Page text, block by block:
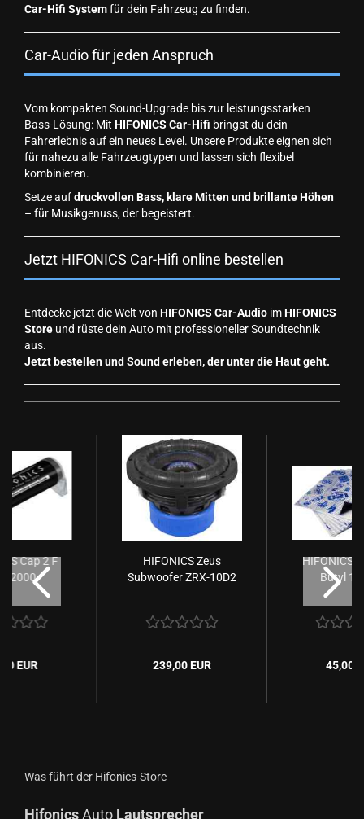
Car-Hifi Systemfür dein Fahrzeug zu finden.
Car-Audio für jeden Anspruch
Vom kompakten Sound-Upgrade bis zur leistungsstarken
Bass-Lösung: Mit HIFONICS Car-Hifi bringst du dein
Fahrerlebnis auf ein neues Level. Unsere Produkte eignen sich
für nahezu alle Fahrzeugtypen und lassen sich flexibel
kombinieren.
Setze aufdruckvollen Bass, klare Mitten und brillante Höhen
– für Musikgenuss, der begeistert.
Jetzt HIFONICS Car-Hifi online bestellen
Entdecke jetzt die Welt von HIFONICS Car-Audio imHIFONICS
Store und rüste dein Auto mit professioneller Soundtechnik
aus.
Jetzt bestellen und Sound erleben, der unter die Haut geht.
Cap 2 F
EUR
HIFONICS Zeus
Subwoofer ZRX-10D2
239,00 EUR
HIFONICS
Butyl
45,00
Was führt der Hifonics-Store
HifonicsAuto Lautsprecher